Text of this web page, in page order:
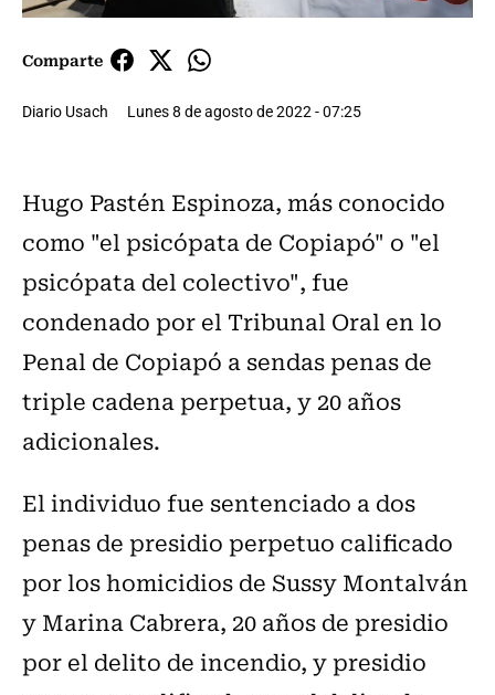
Comparte
Diario Usach Lunes 8 de agosto de 2022 - 07:25
Hugo Pastén Espinoza, más conocido
como "el psicópata de Copiapó" o "el
psicópata del colectivo", fue
condenado por el Tribunal Oral en lo
Penal de Copiapó a sendas penas de
triple cadena perpetua, y 20 años
adicionales.
El individuo fue sentenciado a dos
penas de presidio perpetuo calificado
por los homicidios de Sussy Montalván
y Marina Cabrera, 20 años de presidio
por el delito de incendio, y presidio